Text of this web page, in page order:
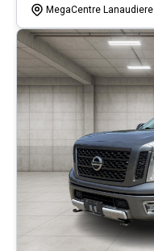
MegaCentre Lanaudiere